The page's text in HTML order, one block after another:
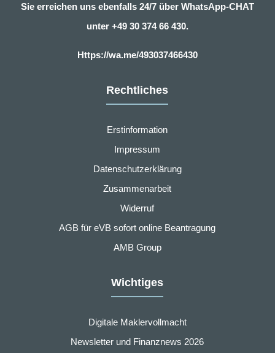
Sie erreichen uns ebenfalls 24/7 über WhatsApp-CHAT
unter +49 30 374 66 430.
Https://wa.me/493037466430
Rechtliches
Erstinformation
Impressum
Datenschutzerklärung
Zusammenarbeit
Widerruf
AGB für eVB sofort online Beantragung
AMB Group
Wichtiges
Digitale Maklervollmacht
Newsletter und Finanznews 2026